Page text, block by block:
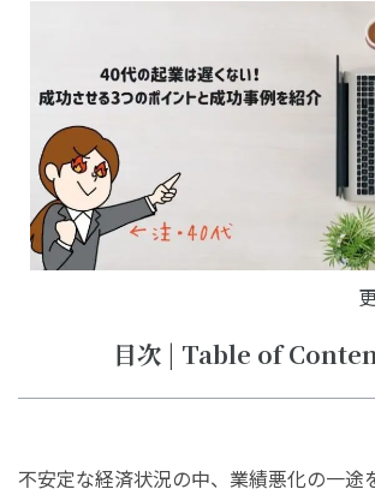
目次 | Table of
不安定な経済状況の中、業績悪化の一途